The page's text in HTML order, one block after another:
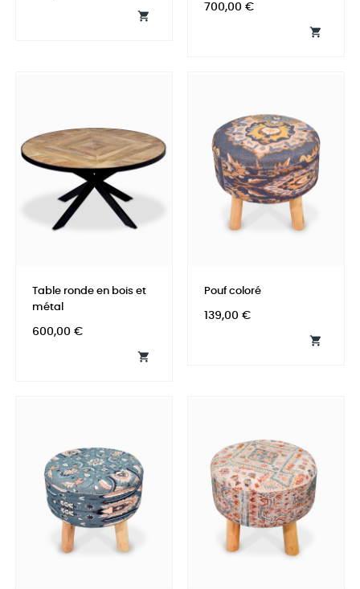

Prix
700,00 €

Table ronde en bois et
métal
Prix
600,00 €

Pouf coloré
Prix
139,00 €
